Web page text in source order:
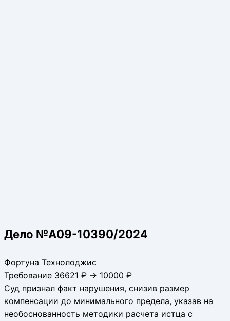
Дело №А09-10390/2024
Фортуна Технолоджис
Требование 36621 ₽ → 10000 ₽
Суд признал факт нарушения, снизив размер
компенсации до минимального предела, указав на
необоснованность методики расчета истца с